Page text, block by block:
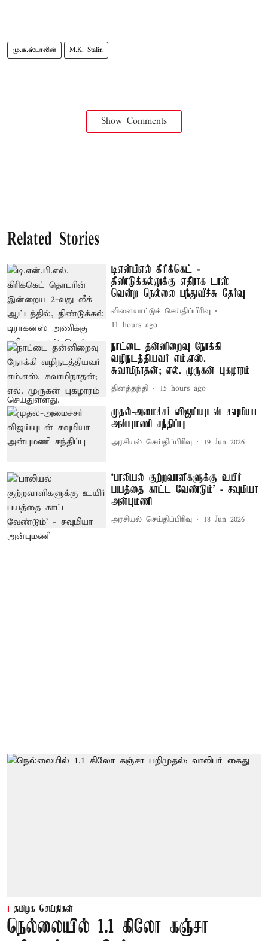
மு.க.ஸ்டாலின் M.K. Stalin
Show Comments
Related Stories
டிஎன்பிஎல் கிரிக்கெட் -
திண்டுக்கல்லுக்கு எதிராக டாஸ்
வென்ற நெல்லை பந்துவீச்சு தேர்வு
விளையாட்டுச் செய்திப்பிரிவு
11 hours ago
நாட்டை தன்னிறைவு நோக்கி
வழிநடத்தியவர் எம்.எஸ்.
சுவாமிநாதன்; எல். முருகன் புகழாரம்
தினத்தந்தி 15 hours ago
முதல்-அமைச்சர் விஜய்யுடன் சவுமியா
அன்புமணி சந்திப்பு
அரசியல் செய்திப்பிரிவு 19 Jun 2026
‘பாலியல் குற்றவாளிகளுக்கு உயிர்
பயத்தை காட்ட வேண்டும்’ - சவுமியா
அன்புமணி
அரசியல் செய்திப்பிரிவு 18 Jun 2026
தமிழக செய்திகள்
நெல்லையில் 1.1 கிலோ கஞ்சா